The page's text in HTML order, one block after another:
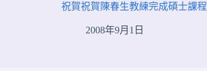
祝賀祝賀陳春生教練完成碩士課程
2008年9月1日